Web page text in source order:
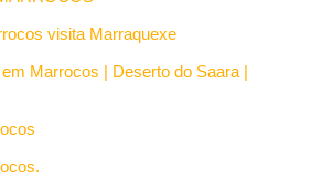
visita Marraquexe
Marrocos | Deserto do Saara |